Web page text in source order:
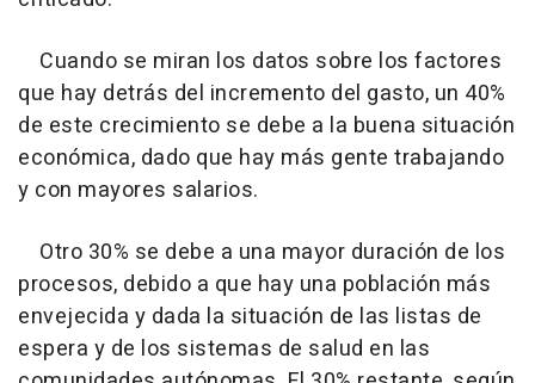
Cuando se miran los datos sobre los factores
que hay detrás del incremento del gasto, un 40%
de este crecimiento se debe a la buena situación
económica, dado que hay más gente trabajando
y con mayores salarios.
Otro 30% se debe a una mayor duración de los
procesos, debido a que hay una población más
envejecida y dada la situación de las listas de
espera y de los sistemas de salud en las